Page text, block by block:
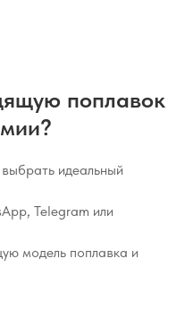
поплавок
идеальный
Telegram или
модель поплавка и